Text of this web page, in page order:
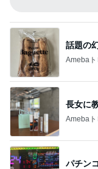
話題の
Amebaト
長女に
Amebaト
パチン